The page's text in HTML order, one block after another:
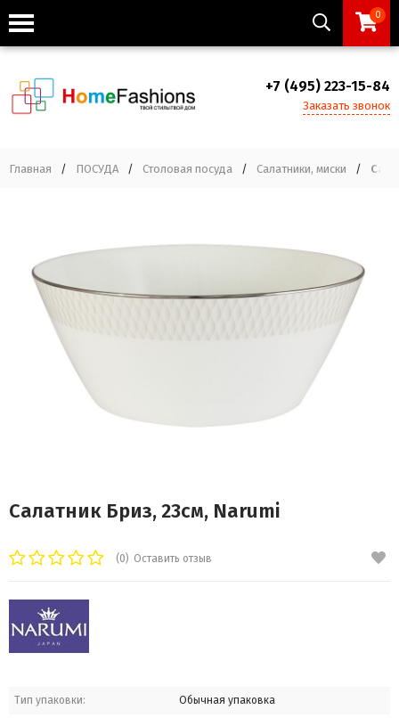
0
+7 (495) 223-15-84
Заказать звонок
Главная / ПОСУДА / Столовая посуда / Салатники, миски /
Салатник Бриз, 23см, Narumi
(0) Оставить отзыв
Тип упаковки: Обычная упаковка